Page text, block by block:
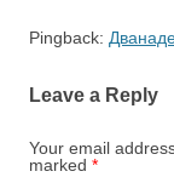
Pingback:
Leave a Reply
Your email
marked *